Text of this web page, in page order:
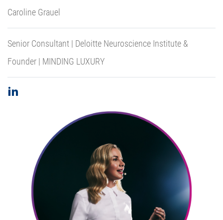
Caroline Grauel
Senior Consultant | Deloitte Neuroscience Institute &
Founder | MINDING LUXURY